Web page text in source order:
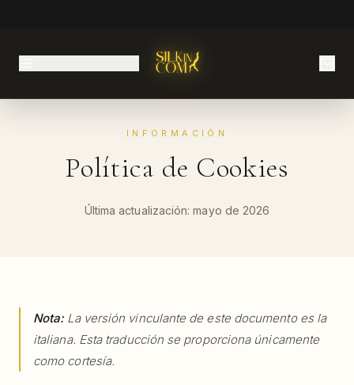
INFORMACIÓN
Política de Cookies
Última actualización: mayo de 2026
Nota: La versión vinculante de este documento es la
italiana. Esta traducción se proporciona únicamente
como cortesía.